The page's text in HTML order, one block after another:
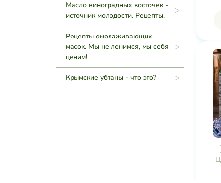
Масло виноградных косточек -
источник молодости. Рецепты.
Рецепты омолаживающих
масок. Мы не ленимся, мы себя
ценим!
Крымские убтаны - что это?